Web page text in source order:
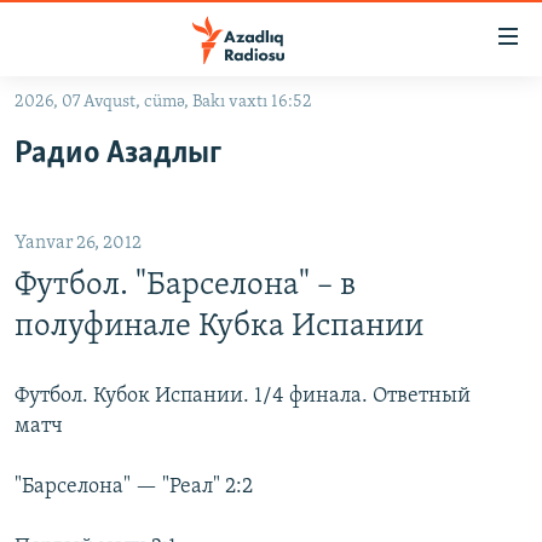
Əsas
qayıt
qayıt
Axtarışa
#İZAHLA
FƏRQƏ BAX
QANUNI DOĞRU
ARAŞDIRMA
MULTIMEDIA
VIDEO
RADIO ARXIV
2026, 07 Avqust, cümə, Bakı vaxtı 16:52
Радио Азадлыг
Yanvar 26, 2012
Футбол. "Барселона" – в
полуфинале Кубка Испании
Футбол. Кубок Испании. 1/4 финала. Ответный
матч
"Барселона" — "Реал" 2:2